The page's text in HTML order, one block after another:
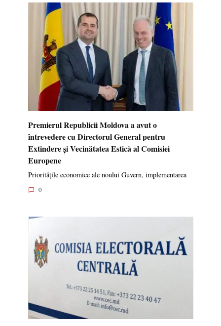
Premierul Republicii Moldova a avut o
întrevedere cu Directorul General pentru
Extindere și Vecinătatea Estică al Comisiei
Europene
Prioritățile economice ale noului Guvern, implementarea
0